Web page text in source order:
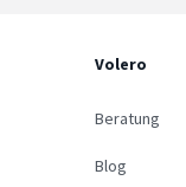
Volero
Beratung
Blog